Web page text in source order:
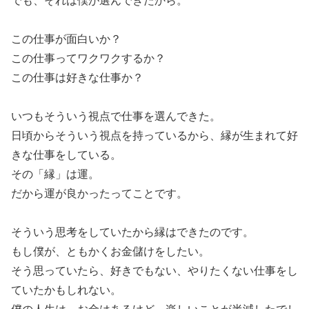
この仕事が面白いか？
この仕事ってワクワクするか？
この仕事は好きな仕事か？
いつもそういう視点で仕事を選んできた。
日頃からそういう視点を持っているから、縁が生まれて好
きな仕事をしている。
その「縁」は運。
だから運が良かったってことです。
そういう思考をしていたから縁はできたのです。
もし僕が、ともかくお金儲けをしたい。
そう思っていたら、好きでもない、やりたくない仕事をし
ていたかもしれない。